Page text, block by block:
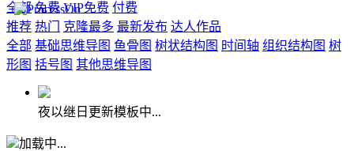
全部 免费 VIP免费 付费
推荐 热门 克隆最多 最新发布 达人作品
全部 基础思维导图 鱼骨图 树状结构图 时间轴 组织结构图 树
形图 括号图 其他思维导图
夜以继日更新模板中...
加载中...